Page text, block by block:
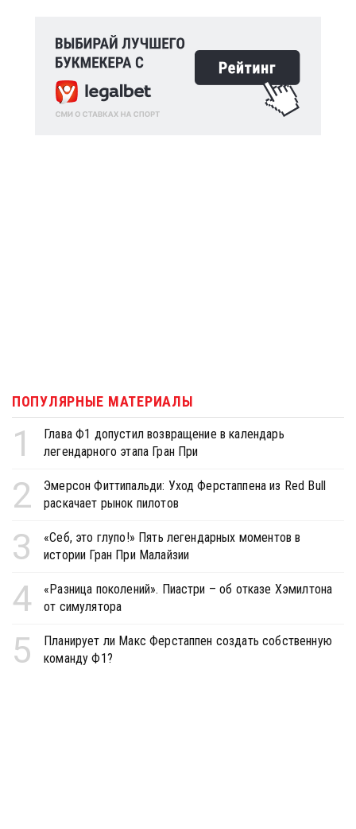
ПОПУЛЯРНЫЕ МАТЕРИАЛЫ
1
Глава Ф1 допустил возвращение в календарь
легендарного этапа Гран При
2
Эмерсон Фиттипальди: Уход Ферстаппена из Red Bull
раскачает рынок пилотов
3
«Себ, это глупо!» Пять легендарных моментов в
истории Гран При Малайзии
4
«Разница поколений». Пиастри – об отказе Хэмилтона
от симулятора
5
Планирует ли Макс Ферстаппен создать собственную
команду Ф1?